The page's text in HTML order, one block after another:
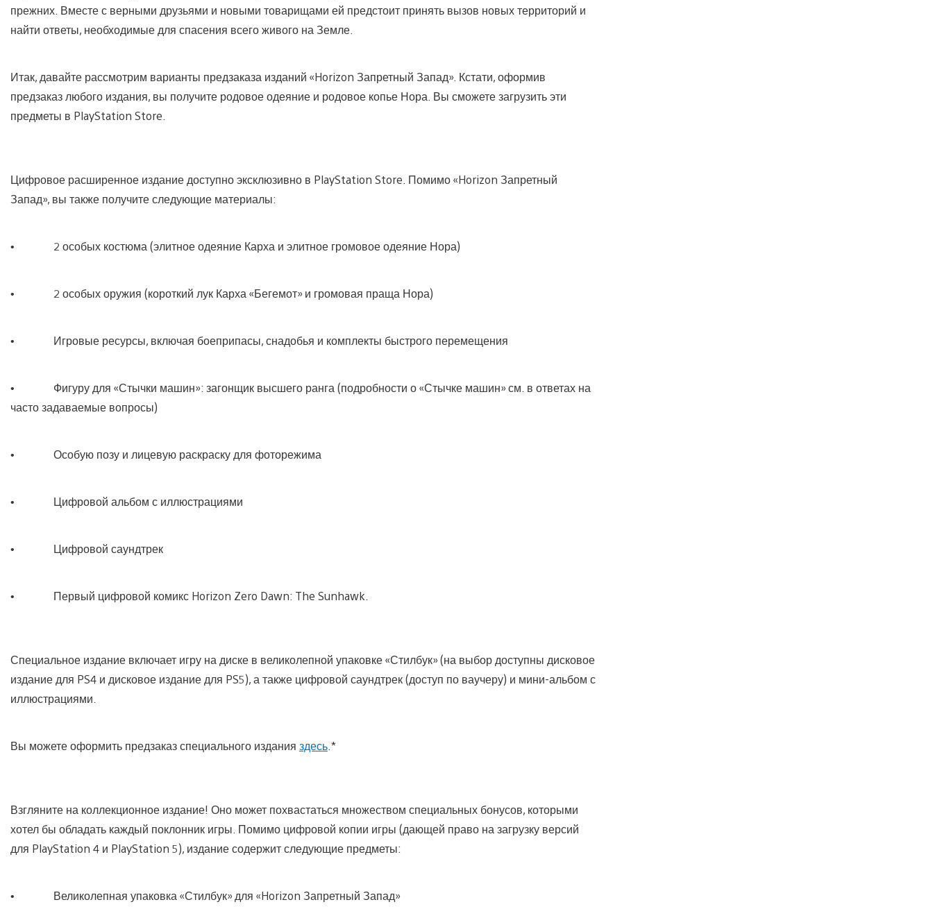
прежних. Вместе с верными друзьями и новыми товарищами ей предстоит принять вызов новых территорий и
найти ответы, необходимые для спасения всего живого на Земле.
Итак, давайте рассмотрим варианты предзаказа изданий «Horizon Запретный Запад». Кстати, оформив
предзаказ любого издания, вы получите родовое одеяние и родовое копье Нора. Вы сможете загрузить эти
предметы в PlayStation Store.
Цифровое расширенное издание доступно эксклюзивно в PlayStation Store. Помимо «Horizon Запретный
Запад», вы также получите следующие материалы:
• 2 особых костюма (элитное одеяние Карха и элитное громовое одеяние Нора)
• 2 особых оружия (короткий лук Карха «Бегемот» и громовая праща Нора)
• Игровые ресурсы, включая боеприпасы, снадобья и комплекты быстрого перемещения
• Фигуру для «Стычки машин»: загонщик высшего ранга (подробности о «Стычке машин» см. в ответах на
часто задаваемые вопросы)
• Особую позу и лицевую раскраску для фоторежима
• Цифровой альбом с иллюстрациями
• Цифровой саундтрек
• Первый цифровой комикс Horizon Zero Dawn: The Sunhawk.
Специальное издание включает игру на диске в великолепной упаковке «Стилбук» (на выбор доступны дисковое
издание для PS4 и дисковое издание для PS5), а также цифровой саундтрек (доступ по ваучеру) и мини-альбом с
иллюстрациями.
Вы можете оформить предзаказ специального издания здесь .*
Взгляните на коллекционное издание! Оно может похвастаться множеством специальных бонусов, которыми
хотел бы обладать каждый поклонник игры. Помимо цифровой копии игры (дающей право на загрузку версий
для PlayStation 4 и PlayStation 5), издание содержит следующие предметы:
• Великолепная упаковка «Стилбук» для «Horizon Запретный Запад»